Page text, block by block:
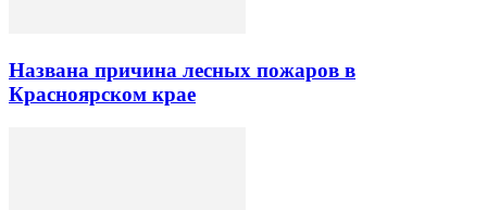
Названа причина лесных пожаров в
Красноярском крае